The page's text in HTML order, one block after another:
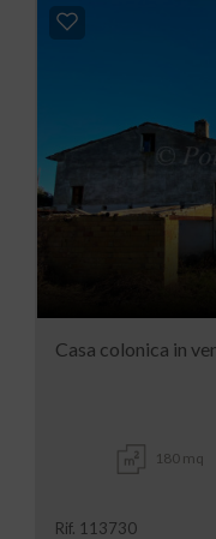
Casa colonica in
180 mq
Rif. 113730